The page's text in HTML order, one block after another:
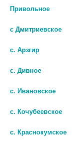
Привольное
с Дмитриевское
с. Арзгир
с. Дивное
с. Ивановское
с. Кочубеевское
с. Краснокумское